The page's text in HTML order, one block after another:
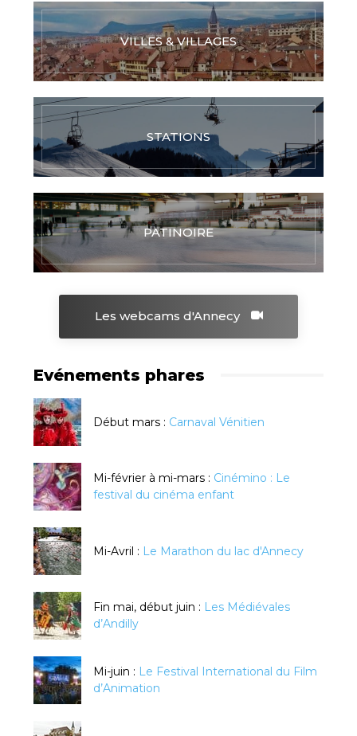
VILLES & VILLAGES
STATIONS
PATINOIRE
Les webcams d'Annecy
Evénements phares
Début mars : Carnaval Vénitien
Mi-février à mi-mars : Cinémino : Le
festival du cinéma enfant
Mi-Avril : Le Marathon du lac d'Annecy
Fin mai, début juin : Les Médiévales
d’Andilly
Mi-juin : Le Festival International du Film
d’Animation